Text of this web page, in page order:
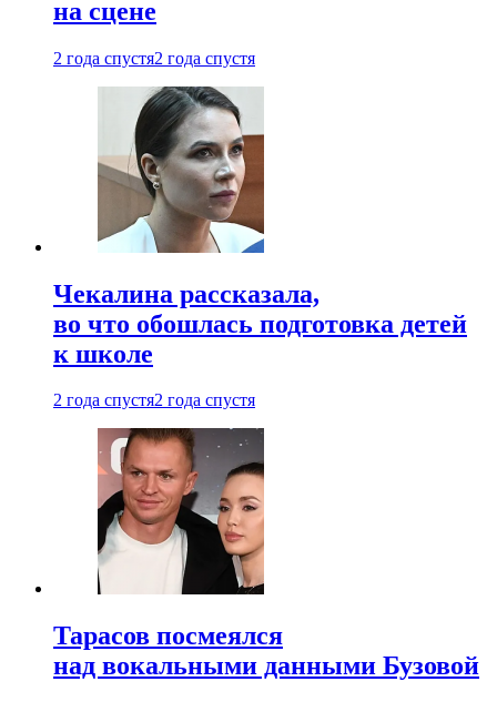
на сцене
2 года спустя2 года спустя
Чекалина рассказала,
во что обошлась подготовка детей
к школе
2 года спустя2 года спустя
Тарасов посмеялся
над вокальными данными Бузовой